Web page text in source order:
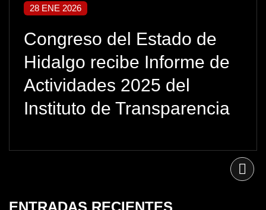
28 ENE 2026
Congreso del Estado de
Hidalgo recibe Informe de
Actividades 2025 del
Instituto de Transparencia
ENTRADAS RECIENTES